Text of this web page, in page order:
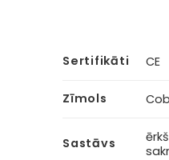
Sertifikāti CE
Zīmols
Sastāvs